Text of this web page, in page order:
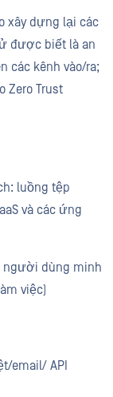
xây dựng lại các
được biết là an
các kênh vào/ra;
Zero Trust
luồng tệp
và các ứng
người dùng minh
việc)
email/ API